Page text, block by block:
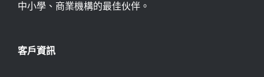
中小學、商業機構的最佳伙伴。
客戶資訊